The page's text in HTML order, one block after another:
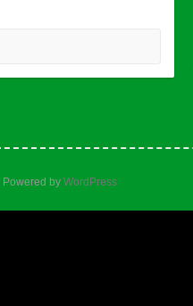
Powered by WordPress